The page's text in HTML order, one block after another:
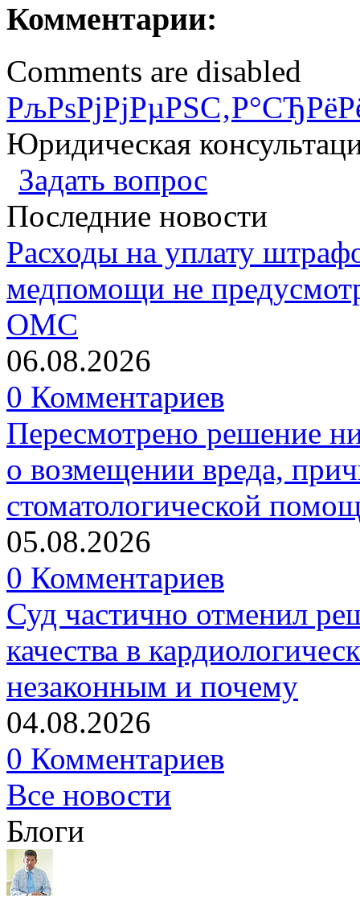
Комментарии:
Comments are disabled
Юридическая
Задать вопрос
Последние новости
Расходы на уплату
медпомощи не
ОМС
06.08.2026
0 Комментариев
Пересмотрено решение
о возмещении вреда,
стоматологической
05.08.2026
0 Комментариев
Суд частично отменил
качества в
незаконным и почему
04.08.2026
0 Комментариев
Все новости
Блоги